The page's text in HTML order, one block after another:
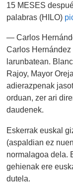
15 MESES
palabras (HILO)
— Carlos
Carlos
larunbatean.
Rajoy, Mayor
adierazpenak
orduan, zer ari
daudenek.
Eskerrak euskal
(aspaldian ez
normalagoa dela.
gehienak ere
dutela.